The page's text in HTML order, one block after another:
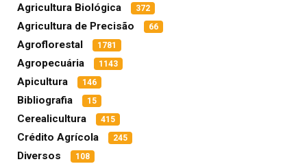
Agricultura Biológica 372
Agricultura de Precisão 66
Agroflorestal 1781
Agropecuária 1143
Apicultura 146
Bibliografia 15
Cerealicultura 415
Crédito Agrícola 245
Diversos 108